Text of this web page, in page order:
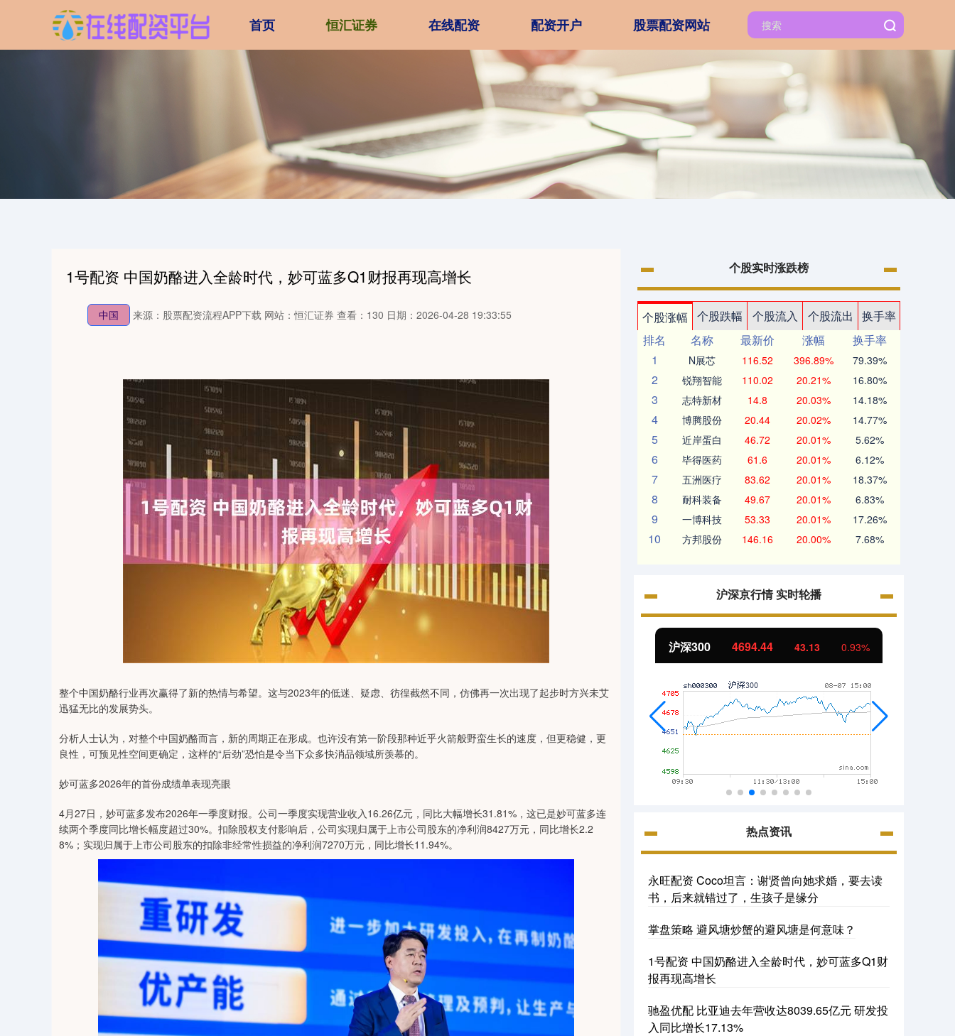
首页 恒汇证券 在线配资 配资开户 股票配资网站
1号配资 中国奶酪进入全龄时代，妙可蓝多Q1财报再现高增长
中国 来源：股票配资流程APP下载 网站：恒汇证券 查看：130 日期：2026-04-28 19:33:55
整个中国奶酪行业再次赢得了新的热情与希望。这与2023年的低迷、疑虑、彷徨截然不同，仿佛再一次出现了起步时方兴未艾
迅猛无比的发展势头。
分析人士认为，对整个中国奶酪而言，新的周期正在形成。也许没有第一阶段那种近乎火箭般野蛮生长的速度，但更稳健，更
良性，可预见性空间更确定，这样的“后劲”恐怕是令当下众多快消品领域所羡慕的。
妙可蓝多2026年的首份成绩单表现亮眼
4月27日，妙可蓝多发布2026年一季度财报。公司一季度实现营业收入16.26亿元，同比大幅增长31.81%，这已是妙可蓝多连
续两个季度同比增长幅度超过30%。扣除股权支付影响后，公司实现归属于上市公司股东的净利润8427万元，同比增长2.2
8%；实现归属于上市公司股东的扣除非经常性损益的净利润7270万元，同比增长11.94%。
个股实时涨跌榜
个股涨幅 个股跌幅 个股流入 个股流出
换手率
排名
名称 最新价 涨幅
换手率
1
N展芯 116.52 396.89% 79.39%
2 锐翔智能 110.02 20.21% 16.80%
3 志特新材 14.8 20.03% 14.18%
4 博腾股份 20.44 20.02% 14.77%
5 近岸蛋白 46.72 20.01% 5.62%
6 毕得医药 61.6 20.01% 6.12%
7 五洲医疗 83.62 20.01% 18.37%
8 耐科装备 49.67 20.01% 6.83%
9 一博科技 53.33 20.01% 17.26%
10 方邦股份 146.16 20.00% 7.68%
沪深京行情 实时轮播
3940.04 39.68 1.02% 沪深300 4694.44 43.13 0.93%
热点资讯
永旺配资 Coco坦言：谢贤曾向她求婚，要去读
书，后来就错过了，生孩子是缘分
掌盘策略 避风塘炒蟹的避风塘是何意味？
1号配资 中国奶酪进入全龄时代，妙可蓝多Q1财
报再现高增长
驰盈优配 比亚迪去年营收达8039.65亿元 研发投
入同比增长17.13%